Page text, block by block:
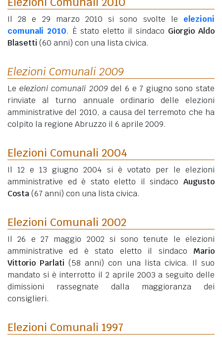
Il 28 e 29 marzo 2010 si sono svolte le elezioni
comunali 2010. È stato eletto il sindaco Giorgio Aldo
Blasetti (60 anni) con una lista civica.
Elezioni Comunali 2009
Le elezioni comunali 2009del 6 e 7 giugno sono state
rinviate al turno annuale ordinario delle elezioni
amministrative del 2010, a causa del terremoto che ha
colpito la regione Abruzzo il 6 aprile 2009.
Elezioni Comunali 2004
Il 12 e 13 giugno 2004 si è votato per le elezioni
amministrative ed è stato eletto il sindaco Augusto
Costa(67 anni) con una lista civica.
Elezioni Comunali 2002
Il 26 e 27 maggio 2002 si sono tenute le elezioni
amministrative ed è stato eletto il sindaco Mario
Vittorio Parlati (58 anni) con una lista civica. Il suo
mandato si è interrotto il 2 aprile 2003 a seguito delle
dimissioni rassegnate dalla maggioranza dei
consiglieri.
Elezioni Comunali 1997